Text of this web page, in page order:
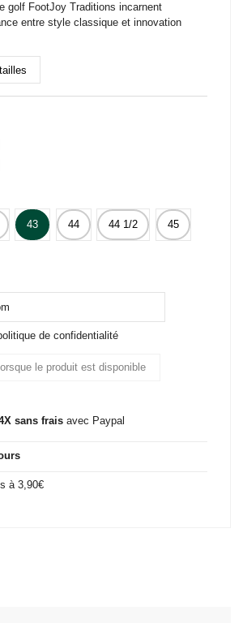
golf FootJoy Traditions incarnent
entre style classique et innovation
43 44 44 1/2 45
de confidentialité
sans frais avec Paypal
à 3,90€